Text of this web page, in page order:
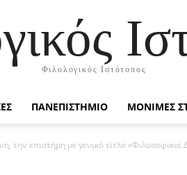
Φιλολογικός Ιστότοπος
ΠΑΝΕΠΙΣΤΗΜΙΟ ΜΟΝΙΜΕΣ
την επιστήμη με γενικό τίτλο «Φιλοσοφικοί